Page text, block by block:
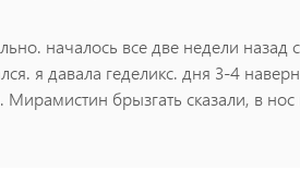
началось все две недели назад
я давала геделикс. дня 3-4
брызгать сказали, в нос